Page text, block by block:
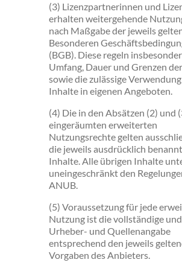
(3) Lizenzpartnerinnen und
erhalten weitergehende
nach Maßgabe der jeweils
Besonderen
(BGB). Diese regeln
Umfang, Dauer und Grenzen
sowie die zulässige
Inhalte in eigenen Angeboten.
(4) Die in den Absätzen (2) und
eingeräumten erweiterten
Nutzungsrechte gelten
die jeweils ausdrücklich
Inhalte. Alle übrigen Inhalte
uneingeschränkt den
ANUB.
(5) Voraussetzung für jede
Nutzung ist die vollständige
Urheber- und Quellenangabe
entsprechend den jeweils
Vorgaben des Anbieters.